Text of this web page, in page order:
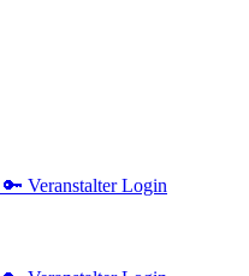
🔑 Veranstalter Login